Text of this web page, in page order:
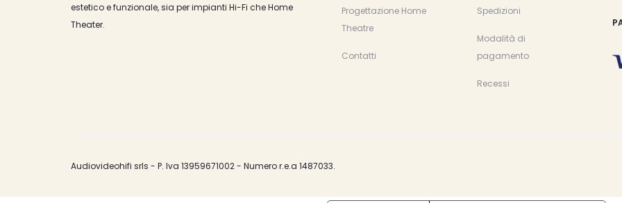
estetico e funzionale, sia per impianti Hi-Fi che Home
Theater.
Progettazione Home
Theatre
Contatti
Spedizioni
Modalità di
pagamento
Recessi
Audiovideohifi srls - P. Iva 13959671002 - Numero r.e.a 1487033.